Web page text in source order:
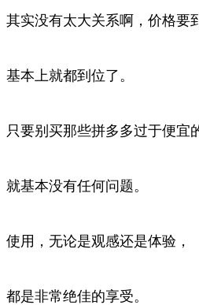
其实没有太大关系啊，价格要
基本上就都到位了。
只要别买那些拼多多过于便宜
就基本没有任何问题。
使用，无论是观感还是体验，
都是非常绝佳的享受。